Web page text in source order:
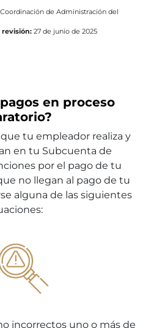
Coordinación de Administración del
27 de junio de 2025
en proceso
tu empleador realiza y
en tu Subcuenta de
por el pago de tu
no llegan al pago de tu
alguna de las siguientes
incorrectos uno o más de